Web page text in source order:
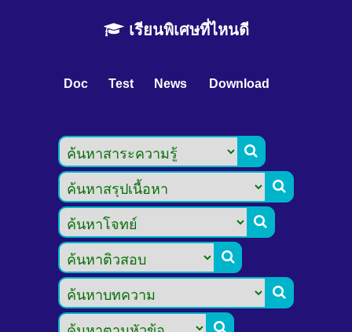
เรียนพิเศษที่ไหนดี
Doc Test News Download





